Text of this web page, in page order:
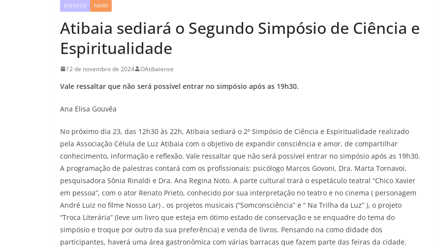
EVENTOS NEWS
Atibaia sediará o Segundo Simpósio de Ciência e
Espiritualidade
12 de novembro de 2024 OAtibaiense
Vale ressaltar que não será possível entrar no simpósio após as 19h30.
Ana Elisa Gouvêa
No próximo dia 23, das 12h30 às 22h, Atibaia sediará o 2º Simpósio de Ciência e Espiritualidade realizado
pela Associação Célula de Luz Atibaia com o objetivo de expandir consciência e amor, de compartilhar
conhecimento, informação e reflexão. Vale ressaltar que não será possível entrar no simpósio após as 19h30.
A programação de palestras contará com os profissionais: psicólogo Marcos Govoni, Dra. Marta Tornavoi,
pesquisadora Sônia Rinaldi e Dra. Ana Regina Noto. A parte cultural trará o espetáculo teatral “Chico Xavier
em pessoa”, com o ator Renato Prieto, conhecido por sua interpretação no teatro e no cinema ( personagem
André Luiz no filme Nosso Lar) , os projetos musicais (“Somconsciência” e “ Na Trilha da Luz” ), o projeto
“Troca Literária” (leve um livro que esteja em ótimo estado de conservação e se enquadre do tema do
simpósio e troque por outro da sua preferência) e venda de livros. Pensando na como didade dos
participantes, haverá uma área gastronômica com várias barracas que fazem parte das feiras da cidade.